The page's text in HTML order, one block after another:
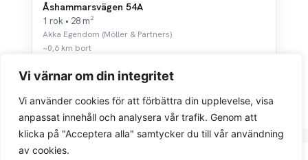
Vi värnar om din integritet
Vi använder cookies för att förbättra din upplevelse, visa
anpassat innehåll och analysera vår trafik. Genom att
klicka på "Acceptera alla" samtycker du till vår användning
av cookies.
Åshammarsvägen 54A
1 rok • 28 m²
Akka Egendom (Möller & Partners)
~0,6 km bort